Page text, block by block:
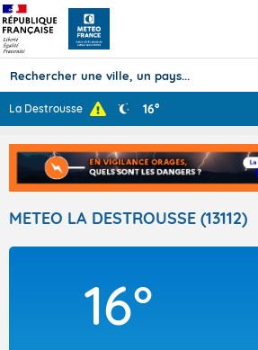
Prévisions
TOUS LES RÉSULTATS
Articles
La Destrousse 16°
METEO LA DESTROUSSE (13112)
16°